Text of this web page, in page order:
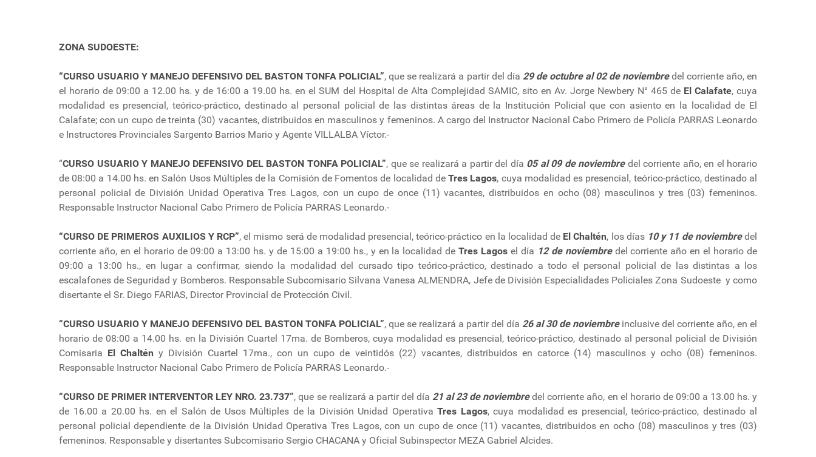
ZONA SUDOESTE:
“CURSO USUARIO Y MANEJO DEFENSIVO DEL BASTON TONFA POLICIAL”, que se realizará a partir del día 29 de octubre al 02 de noviembredel corriente año, en
el horario de 09:00 a 12.00 hs. y de 16:00 a 19.00 hs. en el SUM del Hospital de Alta Complejidad SAMIC, sito en Av. Jorge Newbery N° 465 de El Calafate, cuya
modalidad es presencial, teórico-práctico, destinado al personal policial de las distintas áreas de la Institución Policial que con asiento en la localidad de El
Calafate; con un cupo de treinta (30) vacantes, distribuidos en masculinos y femeninos. A cargo del Instructor Nacional Cabo Primero de Policía PARRAS Leonardo
e Instructores Provinciales Sargento Barrios Mario y Agente VILLALBA Víctor.-
“CURSO USUARIO Y MANEJO DEFENSIVO DEL BASTON TONFA POLICIAL”, que se realizará a partir del día 05 al 09 de noviembredel corriente año, en el horario
de 08:00 a 14.00 hs. en Salón Usos Múltiples de la Comisión de Fomentos de localidad deTres Lagos, cuya modalidad es presencial, teórico-práctico, destinado al
personal policial de División Unidad Operativa Tres Lagos, con un cupo de once (11) vacantes, distribuidos en ocho (08) masculinos y tres (03) femeninos.
Responsable Instructor Nacional Cabo Primero de Policía PARRAS Leonardo.-
“CURSO DE PRIMEROS AUXILIOS Y RCP”, el mismo será de modalidad presencial, teórico-práctico en la localidad de El Chaltén, los días 10 y 11 de noviembredel
corriente año, en el horario de 09:00 a 13:00 hs. y de 15:00 a 19:00 hs., y en la localidad deTres Lagos el día 12 de noviembredel corriente año en el horario de
09:00 a 13:00 hs., en lugar a confirmar, siendo la modalidad del cursado tipo teórico-práctico,destinado a todo el personal policial de las distintas a los
escalafones de Seguridad y Bomberos. Responsable Subcomisario Silvana Vanesa ALMENDRA, Jefe de División Especialidades Policiales Zona Sudoeste y como
disertante el Sr. Diego FARIAS, Director Provincial de Protección Civil.
“CURSO USUARIO Y MANEJO DEFENSIVO DEL BASTON TONFA POLICIAL”, que se realizará a partir del día 26 al 30 de noviembreinclusive del corriente año, en el
horario de 08:00 a 14.00 hs. en la División Cuartel 17ma. de Bomberos, cuya modalidad es presencial, teórico-práctico, destinado al personal policial de División
Comisaria El Chaltén y División Cuartel 17ma., con un cupo de veintidós (22) vacantes, distribuidos en catorce (14) masculinos y ocho (08) femeninos.
Responsable Instructor Nacional Cabo Primero de Policía PARRAS Leonardo.-
“CURSO DE PRIMER INTERVENTOR LEY NRO. 23.737”, que se realizará a partir del día 21 al 23 de noviembredel corriente año, en el horario de 09:00 a 13.00 hs. y
de 16.00 a 20.00 hs. en el Salón de Usos Múltiples de la División Unidad Operativa Tres Lagos, cuya modalidad es presencial, teórico-práctico, destinado al
personal policial dependiente de la División Unidad Operativa Tres Lagos, con un cupo de once (11) vacantes, distribuidos en ocho (08) masculinos y tres (03)
femeninos. Responsable y disertantes Subcomisario Sergio CHACANA y Oficial Subinspector MEZA Gabriel Alcides.